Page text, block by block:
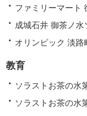
ファミリーマート
成城石井 御茶ノ
オリンピック 淡
教育
ソラストお茶の水
ソラストお茶の水